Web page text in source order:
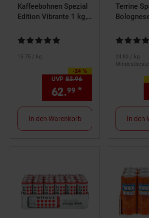
Kaffeebohnen Spezial
Edition Vibrante 1 kg,
Kundenbewertung: 5 von 5 Sternen
15.75 / kg
-24 %
Sie Sparen 24 Prozent,
UVP 83.96
62.99 * Aktueller
In den Warenkorb
Terrine
24.83 / kg
In den